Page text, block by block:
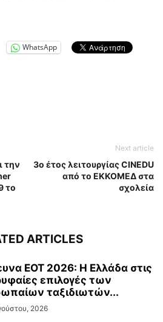
WhatsApp
την
το
Next article
3ο έτος λειτουργίας CINEDU
από το ΕΚΚΟΜΕΔ στα
σχολεία
ARTICLES
ΕΟΤ 2026: Η Ελλάδα στις
επιλογές των
ταξιδιωτών...
2026